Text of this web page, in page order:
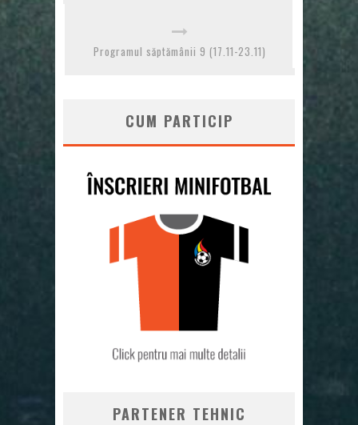
Programul săptămânii 9 (17.11-23.11)
CUM PARTICIP
PARTENER TEHNIC